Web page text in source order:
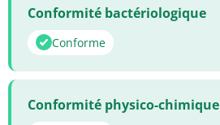
Conformité bactériologique
Conforme
Conformité physico-chimique